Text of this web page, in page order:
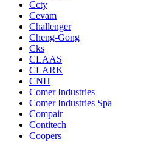
Ccty
Cevam
Challenger
Cheng-Gong
Cks
CLAAS
CLARK
CNH
Comer Industries
Comer Industries Spa
Compair
Contitech
Coopers